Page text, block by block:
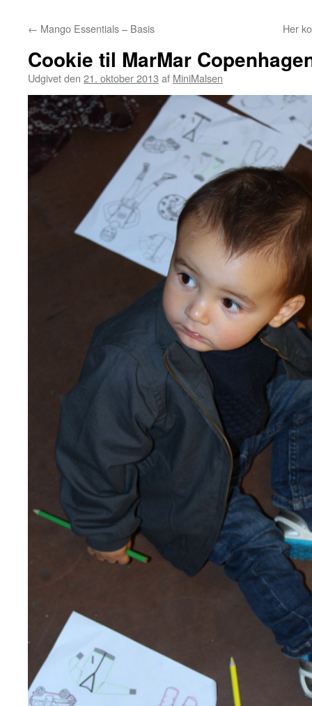
← Mango Essentials – Basis Her
Cookie til MarMar
Udgivet den 21. oktober 2013 af MiniMalsen